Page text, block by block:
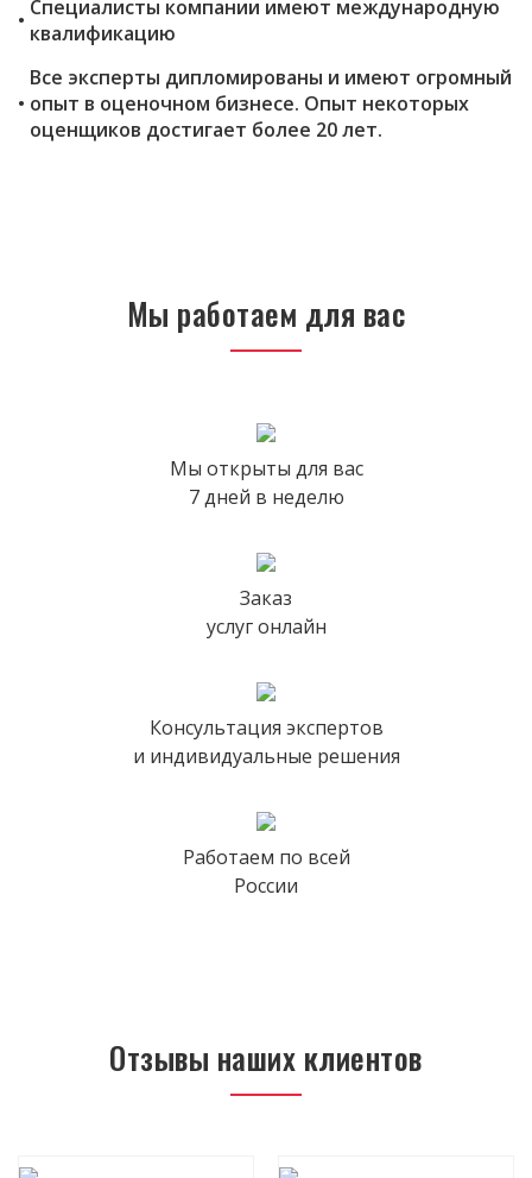
Специалисты компании имеют международную
квалификацию
Все эксперты дипломированы и имеют огромный
опыт в оценочном бизнесе. Опыт некоторых
оценщиков достигает более 20 лет.
Мы работаем для вас
Мы открыты для вас
7 дней в неделю
Заказ
услуг онлайн
Консультация экспертов
и индивидуальные решения
Работаем по всей
России
Отзывы наших клиентов